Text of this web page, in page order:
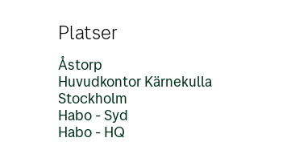
Platser
Åstorp
Huvudkontor Kärnekulla
Stockholm
Habo - Syd
Habo - HQ